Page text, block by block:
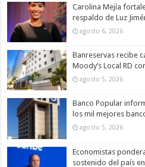
Carolina Mejía
respaldo de Luz
agosto 6, 2026
Banreservas recibe
Moody’s Local RD
agosto 5, 2026
Banco Popular
los mil mejores
agosto 5, 2026
Economistas
sostenido del país